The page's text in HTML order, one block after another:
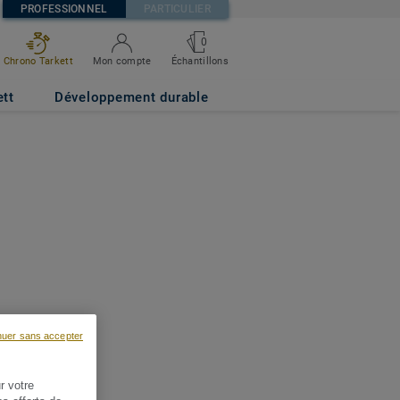
PROFESSIONNEL PARTICULIER
Chrono Tarkett Mon compte
0
Échantillons
Développement durable
votre
sans accepter